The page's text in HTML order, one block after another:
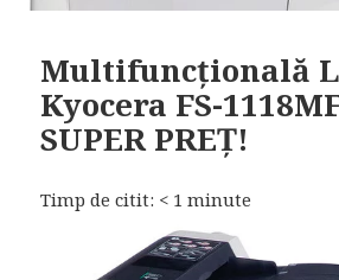
Multifuncțională
Kyocera FS-
SUPER PREȚ!
Timp de citit: < 1 minute